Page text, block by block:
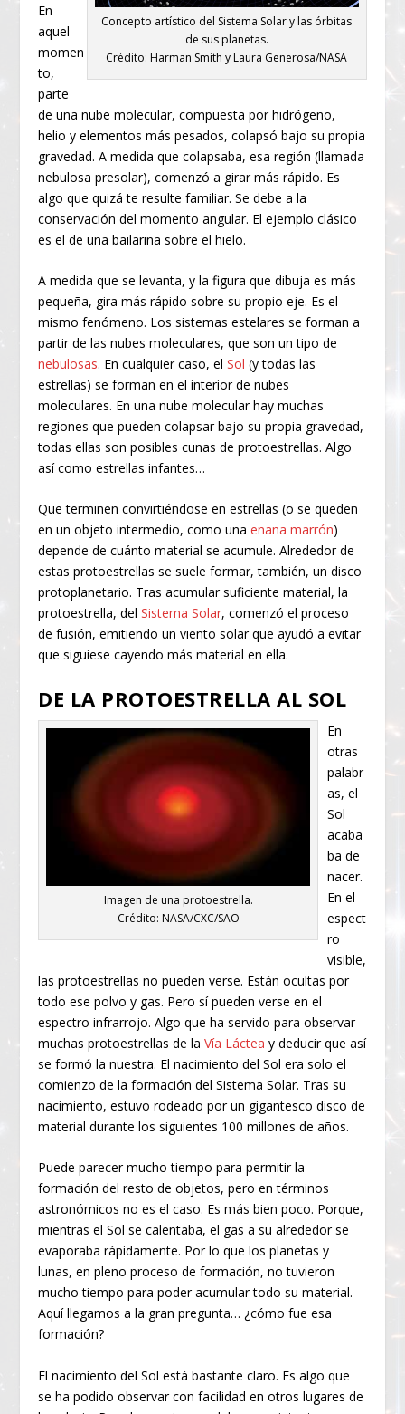
Concepto artístico del Sistema Solar y las órbitas
de sus planetas.
Crédito: Harman Smith y Laura Generosa/NASA
En
aquel
momen
to,
parte
de una nube molecular, compuesta por hidrógeno,
helio y elementos más pesados, colapsó bajo su propia
gravedad. A medida que colapsaba, esa región (llamada
nebulosa presolar), comenzó a girar más rápido. Es
algo que quizá te resulte familiar. Se debe a la
conservación del momento angular. El ejemplo clásico
es el de una bailarina sobre el hielo.
A medida que se levanta, y la figura que dibuja es más
pequeña, gira más rápido sobre su propio eje. Es el
mismo fenómeno. Los sistemas estelares se forman a
partir de las nubes moleculares, que son un tipo de
nebulosas. En cualquier caso, elSol (y todas las
estrellas) se forman en el interior de nubes
moleculares. En una nube molecular hay muchas
regiones que pueden colapsar bajo su propia gravedad,
todas ellas son posibles cunas de protoestrellas. Algo
así como estrellas infantes…
Que terminen convirtiéndose en estrellas (o se queden
en un objeto intermedio, como unaenana marrón)
depende de cuánto material se acumule. Alrededor de
estas protoestrellas se suele formar, también, un disco
protoplanetario. Tras acumular suficiente material, la
protoestrella, delSistema Solar, comenzó el proceso
de fusión, emitiendo un viento solar que ayudó a evitar
que siguiese cayendo más material en ella.
DE LA PROTOESTRELLA AL SOL
Imagen de una protoestrella.
Crédito: NASA/CXC/SAO
En
otras
palabr
as, el
Sol
acaba
ba de
nacer.
En el
espect
ro
visible,
las protoestrellas no pueden verse. Están ocultas por
todo ese polvo y gas. Pero sí pueden verse en el
espectro infrarrojo. Algo que ha servido para observar
muchas protoestrellas de laVía Láctea y deducir que así
se formó la nuestra. El nacimiento del Sol era solo el
comienzo de la formación del Sistema Solar. Tras su
nacimiento, estuvo rodeado por un gigantesco disco de
material durante los siguientes 100 millones de años.
Puede parecer mucho tiempo para permitir la
formación del resto de objetos, pero en términos
astronómicos no es el caso. Es más bien poco. Porque,
mientras el Sol se calentaba, el gas a su alrededor se
evaporaba rápidamente. Por lo que los planetas y
lunas, en pleno proceso de formación, no tuvieron
mucho tiempo para poder acumular todo su material.
Aquí llegamos a la gran pregunta… ¿cómo fue esa
formación?
El nacimiento del Sol está bastante claro. Es algo que
se ha podido observar con facilidad en otros lugares de